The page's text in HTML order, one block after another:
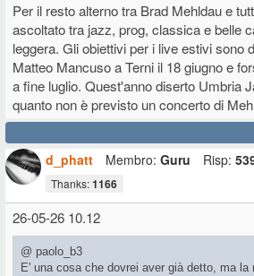
Per il resto alterno tra Brad Mehldau e
ascoltato tra jazz, prog, classica e belle
leggera. Gli obiettivi per i live estivi sono
Matteo Mancuso a Terni il 18 giugno e
a fine luglio. Quest'anno diserto Umbria
quanto non è previsto un concerto di
d_phatt
Membro: Guru Risp:
Thanks:1166
26-05-26 10.12
@ paolo_b3
E' una cosa che dovrei aver già detto, ma la